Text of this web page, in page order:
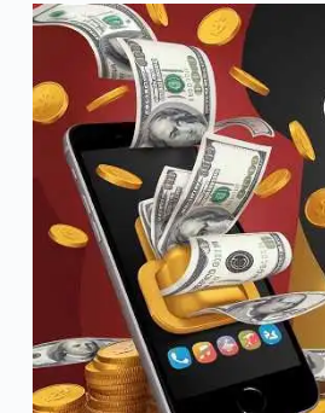
लोन
कैसे
मिलता
है